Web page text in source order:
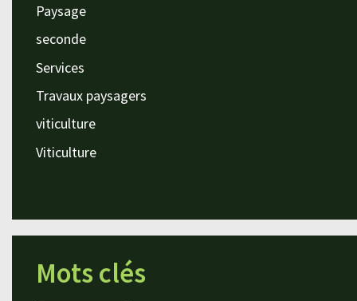
Paysage
seconde
Services
Travaux paysagers
viticulture
Viticulture
Mots clés